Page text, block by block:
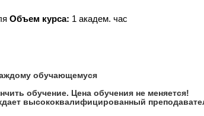
Объем курса: 1 академ. час
обучающемуся
обучение. Цена обучения не меняется!
высококвалифицированный